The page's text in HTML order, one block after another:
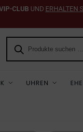
CLUB UND ERHALTEN
UHREN